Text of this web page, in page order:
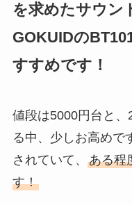
を求めたサウン
GOKUIDの
すすめです！
値段は5000円台と
る中、少しお高めで
されていて、 ある程
す！